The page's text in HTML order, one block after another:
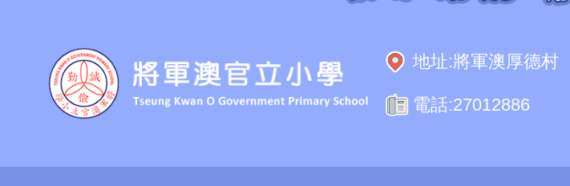
地址:將軍澳厚德村
電話:27012886